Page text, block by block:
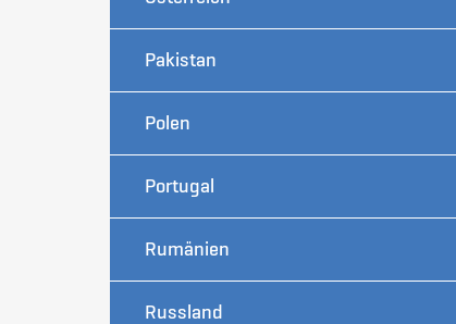
Pakistan
Polen
Portugal
Rumänien
Russland